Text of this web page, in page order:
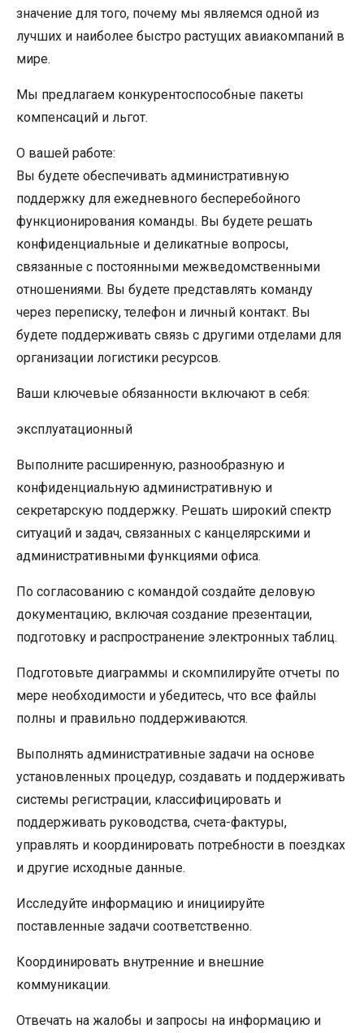
значение для того, почему мы являемся одной из
лучших и наиболее быстро растущих авиакомпаний в
мире.
Мы предлагаем конкурентоспособные пакеты
компенсаций и льгот.
О вашей работе:
Вы будете обеспечивать административную
поддержку для ежедневного бесперебойного
функционирования команды. Вы будете решать
конфиденциальные и деликатные вопросы,
связанные с постоянными межведомственными
отношениями. Вы будете представлять команду
через переписку, телефон и личный контакт. Вы
будете поддерживать связь с другими отделами для
организации логистики ресурсов.
Ваши ключевые обязанности включают в себя:
эксплуатационный
Выполните расширенную, разнообразную и
конфиденциальную административную и
секретарскую поддержку. Решать широкий спектр
ситуаций и задач, связанных с канцелярскими и
административными функциями офиса.
По согласованию с командой создайте деловую
документацию, включая создание презентации,
подготовку и распространение электронных таблиц.
Подготовьте диаграммы и скомпилируйте отчеты по
мере необходимости и убедитесь, что все файлы
полны и правильно поддерживаются.
Выполнять административные задачи на основе
установленных процедур, создавать и поддерживать
системы регистрации, классифицировать и
поддерживать руководства, счета-фактуры,
управлять и координировать потребности в поездках
и другие исходные данные.
Исследуйте информацию и инициируйте
поставленные задачи соответственно.
Координировать внутренние и внешние
коммуникации.
Отвечать на жалобы и запросы на информацию и